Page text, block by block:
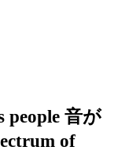
people 音が
of